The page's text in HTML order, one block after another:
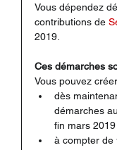
Vous dépendez
contributions de
2019.
Ces démarches
Vous pouvez
dès
démarches
fin mars 2019
à compter de